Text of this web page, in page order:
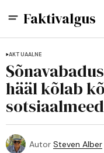
Faktivalgus
AKTUAALNE
hääl kõlab
Autor Steven Alber